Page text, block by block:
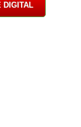
DIGITAL